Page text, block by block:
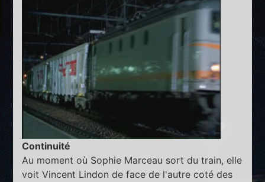
Continuité
Au moment où Sophie Marceau sort du train, elle
voit Vincent Lindon de face de l'autre coté des